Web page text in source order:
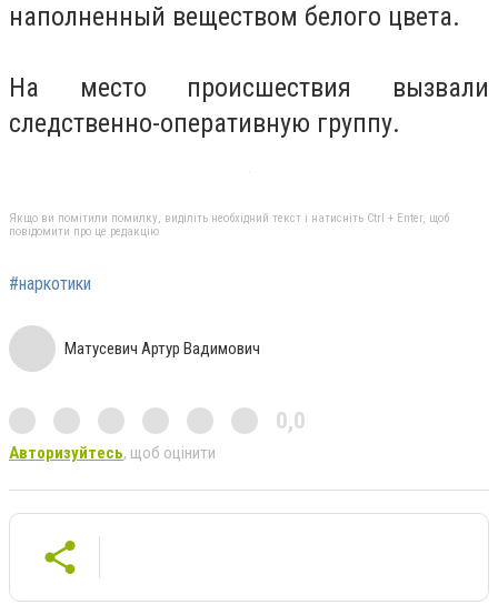
наполненный веществом белого цвета.
На место происшествия вызвали
следственно-оперативную группу.
Якщо ви помітили помилку, виділіть необхідний текст і натисніть Ctrl + Enter, щоб
повідомити про це редакцію
#наркотики
Матусевич Артур Вадимович
0,0
Авторизуйтесь, щоб оцінити